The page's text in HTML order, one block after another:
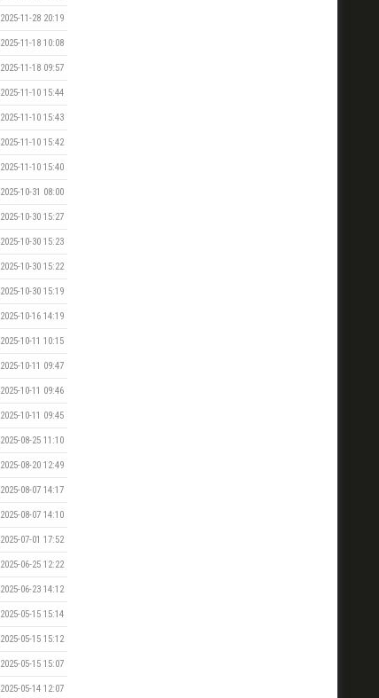
2025-11-28 20:19
2025-11-18 10:08
2025-11-18 09:57
2025-11-10 15:44
2025-11-10 15:43
2025-11-10 15:42
2025-11-10 15:40
2025-10-31 08:00
2025-10-30 15:27
2025-10-30 15:23
2025-10-30 15:22
2025-10-30 15:19
2025-10-16 14:19
2025-10-11 10:15
2025-10-11 09:47
2025-10-11 09:46
2025-10-11 09:45
2025-08-25 11:10
2025-08-20 12:49
2025-08-07 14:17
2025-08-07 14:10
2025-07-01 17:52
2025-06-25 12:22
2025-06-23 14:12
2025-05-15 15:14
2025-05-15 15:12
2025-05-15 15:07
2025-05-14 12:07